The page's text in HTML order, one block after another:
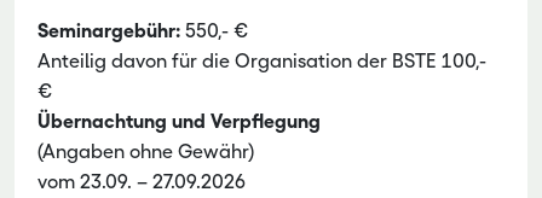
Seminargebühr: 550,- €
Anteilig davon für die Organisation der BSTE 100,-
€
Übernachtung und Verpflegung
(Angaben ohne Gewähr)
vom 23.09. – 27.09.2026